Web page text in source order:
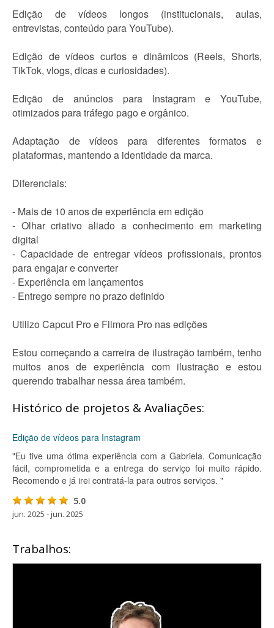
Edição de vídeos longos (institucionais, aulas,
entrevistas, conteúdo para YouTube).
Edição de vídeos curtos e dinâmicos (Reels, Shorts,
TikTok, vlogs, dicas e curiosidades).
Edição de anúncios para Instagram e YouTube,
otimizados para tráfego pago e orgânico.
Adaptação de vídeos para diferentes formatos e
plataformas, mantendo a identidade da marca.
Diferenciais:
- Mais de 10 anos de experiência em edição
- Olhar criativo aliado a conhecimento em marketing
digital
- Capacidade de entregar vídeos profissionais, prontos
para engajar e converter
- Experiência em lançamentos
- Entrego sempre no prazo definido
Utilizo Capcut Pro e Filmora Pro nas edições
Estou começando a carreira de ilustração também, tenho
muitos anos de experiência com ilustração e estou
querendo trabalhar nessa área também.
Histórico de projetos & Avaliações:
Edição de vídeos para Instagram
"Eu tive uma ótima experiência com a Gabriela. Comunicação
fácil, comprometida e a entrega do serviço foi muito rápido.
Recomendo e já irei contratá-la para outros serviços. "
5.0
jun. 2025 - jun. 2025
Trabalhos: